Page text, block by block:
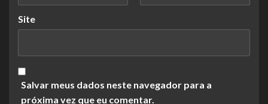
Site
Salvar meus dados neste navegador para a
próxima vez que eu comentar.